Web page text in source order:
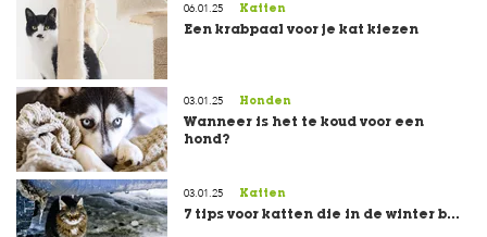
l
o
g
W
i
n
k
06.01.25 Katten
Een krabpaal voor je kat kiezen
03.01.25 Honden
Wanneer is het te koud voor een
hond?
03.01.25 Katten
7 tips voor katten die in de winter b...